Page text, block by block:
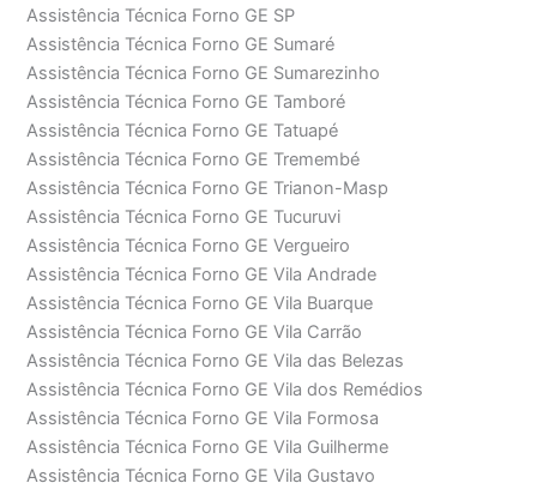
Assistência Técnica Forno GE SP
Assistência Técnica Forno GE Sumaré
Assistência Técnica Forno GE Sumarezinho
Assistência Técnica Forno GE Tamboré
Assistência Técnica Forno GE Tatuapé
Assistência Técnica Forno GE Tremembé
Assistência Técnica Forno GE Trianon-Masp
Assistência Técnica Forno GE Tucuruvi
Assistência Técnica Forno GE Vergueiro
Assistência Técnica Forno GE Vila Andrade
Assistência Técnica Forno GE Vila Buarque
Assistência Técnica Forno GE Vila Carrão
Assistência Técnica Forno GE Vila das Belezas
Assistência Técnica Forno GE Vila dos Remédios
Assistência Técnica Forno GE Vila Formosa
Assistência Técnica Forno GE Vila Guilherme
Assistência Técnica Forno GE Vila Gustavo